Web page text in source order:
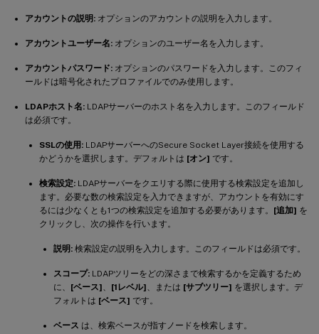
アカウントの説明: オプションのアカウントの説明を入力します。
アカウントユーザー名: オプションのユーザー名を入力します。
アカウントパスワード: オプションのパスワードを入力します。このフィ
ールドは暗号化されたプロファイルでのみ使用します。
LDAPホスト名: LDAPサーバーのホスト名を入力します。このフィールド
は必須です。
SSLの使用: LDAPサーバーへのSecure Socket Layer接続を使用する
かどうかを選択します。デフォルトは [オン] です。
検索設定: LDAPサーバーをクエリする際に使用する検索設定を追加し
ます。必要な数の検索設定を入力できますが、アカウントを有効にす
るには少なくとも1つの検索設定を追加する必要があります。 [追加] を
クリックし、次の操作を行います。
説明: 検索設定の説明を入力します。このフィールドは必須です。
スコープ: LDAPツリーをどの深さまで検索するかを定義するため
に、 [ベース] [1レベル] 、または [サブツリー] を選択します。デ
フォルトは [ベース] です。
ベース は、検索ベースが指すノードを検索します。